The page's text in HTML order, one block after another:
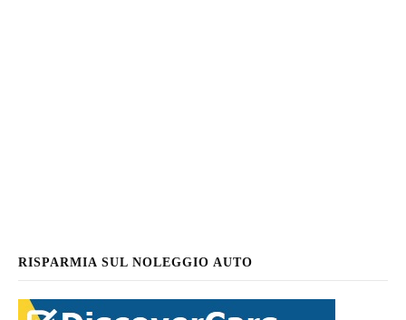
RISPARMIA SUL NOLEGGIO AUTO